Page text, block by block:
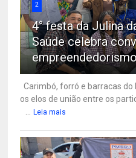
2
4° festa da Julina
Saúde celebra
Carimbó, forró e barracas
os elos de união entre os
Leia mais